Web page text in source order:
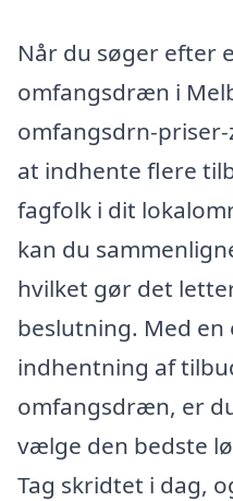
Når du søger efter
omfangsdræn i
omfangsdrn-
at indhente flere
fagfolk i dit
kan du
hvilket gør det
beslutning. Med en
indhentning af
omfangsdræn, er
vælge den bedste
Tag skridtet i dag,